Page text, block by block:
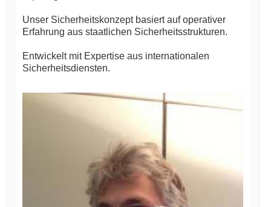
Unser Sicherheitskonzept basiert auf operativer
Erfahrung aus staatlichen Sicherheitsstrukturen.
Entwickelt mit Expertise aus internationalen
Sicherheitsdiensten.